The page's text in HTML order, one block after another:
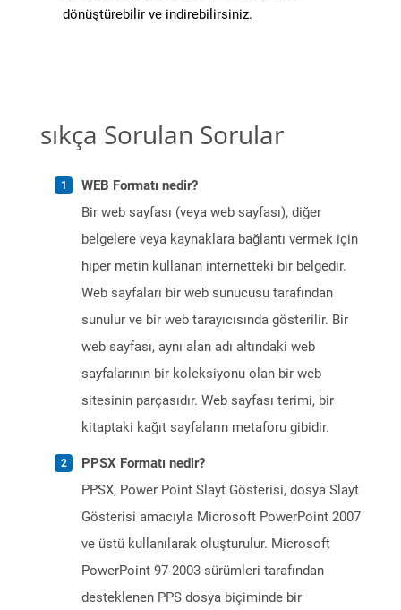
dönüştürebilir ve indirebilirsiniz.
sıkça Sorulan Sorular
WEB Formatı nedir?
Bir web sayfası (veya web sayfası), diğer
belgelere veya kaynaklara bağlantı vermek için
hiper metin kullanan internetteki bir belgedir.
Web sayfaları bir web sunucusu tarafından
sunulur ve bir web tarayıcısında gösterilir. Bir
web sayfası, aynı alan adı altındaki web
sayfalarının bir koleksiyonu olan bir web
sitesinin parçasıdır. Web sayfası terimi, bir
kitaptaki kağıt sayfaların metaforu gibidir.
PPSX Formatı nedir?
PPSX, Power Point Slayt Gösterisi, dosya Slayt
Gösterisi amacıyla Microsoft PowerPoint 2007
ve üstü kullanılarak oluşturulur. Microsoft
PowerPoint 97-2003 sürümleri tarafından
desteklenen PPS dosya biçiminde bir